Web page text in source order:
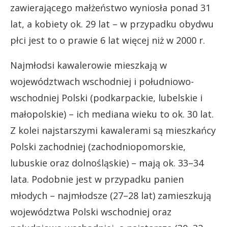
zawierającego małżeństwo wyniosła ponad 31
lat, a kobiety ok. 29 lat – w przypadku obydwu
płci jest to o prawie 6 lat więcej niż w 2000 r.
Najmłodsi kawalerowie mieszkają w
województwach wschodniej i południowo-
wschodniej Polski (podkarpackie, lubelskie i
małopolskie) – ich mediana wieku to ok. 30 lat.
Z kolei najstarszymi kawalerami są mieszkańcy
Polski zachodniej (zachodniopomorskie,
lubuskie oraz dolnośląskie) – mają ok. 33–34
lata. Podobnie jest w przypadku panien
młodych – najmłodsze (27–28 lat) zamieszkują
województwa Polski wschodniej oraz